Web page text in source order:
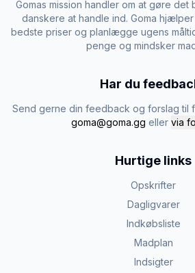
Gomas mission handler om at gøre
danskere at handle ind. Goma
bedste priser og planlægge ugens
penge og mindsker
Har du
Send gerne din feedback og forslag til
goma@goma.gg eller via
Hurtige links
Opskrifter
Dagligvarer
Indkøbsliste
Madplan
Indsigter